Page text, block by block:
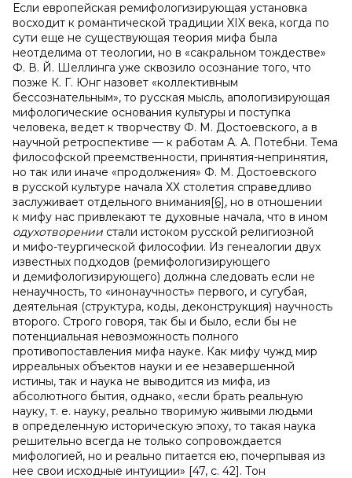
Если европейская ремифологизирующая установка
восходит к романтической традиции XIX века, когда по
сути еще не существующая теория мифа была
неотделима от теологии, но в «сакральном тождестве»
Ф. В. Й. Шеллинга уже сквозило осознание того, что
позже К. Г. Юнг назовет «коллективным
бессознательным», то русская мысль, апологизирующая
мифологические основания культуры и поступка
человека, ведет к творчеству Ф. М. Достоевского, а в
научной ретроспективе — к работам А. А. Потебни. Тема
философской преемственности, принятия-непринятия,
но так или иначе «продолжения» Ф. М. Достоевского
в русской культуре начала ХХ столетия справедливо
заслуживает отдельного внимания[6], но в отношении
к мифу нас привлекают те духовные начала, что в ином
одухотворении стали истоком русской религиозной
и мифо-теургической философии. Из генеалогии двух
известных подходов (ремифологизирующего
и демифологизирующего) должна следовать если не
ненаучность, то «инонаучность» первого, и сугубая,
деятельная (структура, коды, деконструкция) научность
второго. Строго говоря, так бы и было, если бы не
потенциальная невозможность полного
противопоставления мифа науке. Как мифу чужд мир
ирреальных объектов науки и ее незавершенной
истины, так и наука не выводится из мифа, из
абсолютного бытия, однако, «если брать реальную
науку, т. е. науку, реально творимую живыми людьми
в определенную историческую эпоху, то такая наука
решительно всегда не только сопровождается
мифологией, но и реально питается ею, почерпывая из
нее свои исходные интуиции» [47, c. 42]. Тон